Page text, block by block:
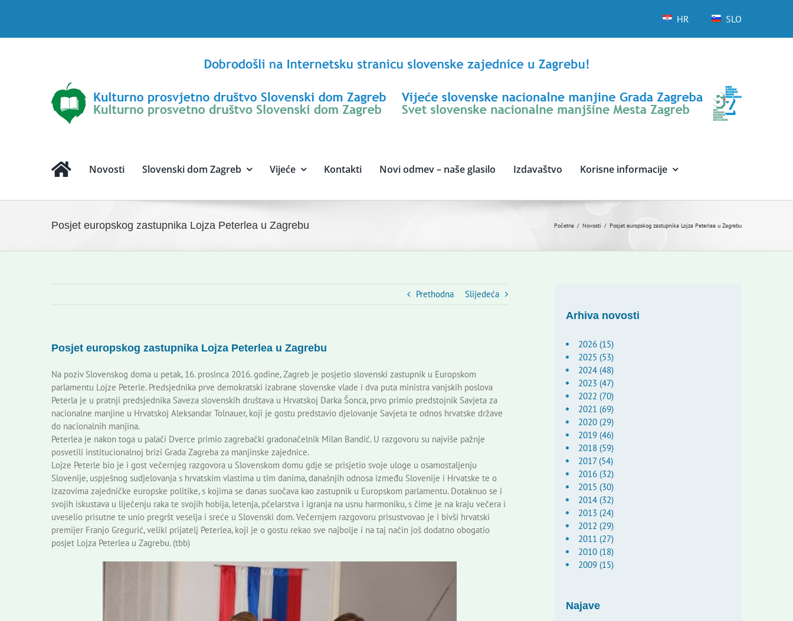
HR SLO
Novosti Slovenski dom Zagreb Vijeće Kontakti Novi odmev – naše glasilo Izdavaštvo Korisne informacije
Posjet europskog zastupnika Lojza Peterlea u Zagrebu Početna Novosti Posjet europskog zastupnika Lojza Peterlea u Zagrebu
Prethodna Slijedeća
Posjet europskog zastupnika Lojza Peterlea u Zagrebu
Na poziv Slovenskog doma u petak, 16. prosinca 2016. godine, Zagreb je posjetio slovenski zastupnik u Europskom
parlamentu Lojze Peterle. Predsjednika prve demokratski izabrane slovenske vlade i dva puta ministra vanjskih poslova
Peterla je u pratnji predsjednika Saveza slovenskih društava u Hrvatskoj Darka Šonca, prvo primio predstojnik Savjeta za
nacionalne manjine u Hrvatskoj Aleksandar Tolnauer, koji je gostu predstavio djelovanje Savjeta te odnos hrvatske države
do nacionalnih manjina.
Peterlea je nakon toga u palači Dverce primio zagrebački gradonačelnik Milan Bandić. U razgovoru su najviše pažnje
posvetili institucionalnoj brizi Grada Zagreba za manjinske zajednice.
Lojze Peterle bio je i gost večernjeg razgovora u Slovenskom domu gdje se prisjetio svoje uloge u osamostaljenju
Slovenije, uspješnog sudjelovanja s hrvatskim vlastima u tim danima, današnjih odnosa između Slovenije i Hrvatske te o
izazovima zajedničke europske politike, s kojima se danas suočava kao zastupnik u Europskom parlamentu. Dotaknuo se i
svojih iskustava u liječenju raka te svojih hobija, letenja, pčelarstva i igranja na usnu harmoniku, s čime je na kraju večera i
uveselio prisutne te unio pregršt veselja i sreće u Slovenski dom. Večernjem razgovoru prisustvovao je i bivši hrvatski
premijer Franjo Gregurić, veliki prijatelj Peterlea, koji je o gostu rekao sve najbolje i na taj način još dodatno obogatio
posjet Lojza Peterlea u Zagrebu. (tbb)
Arhiva novosti
2026 (15)
2025 (53)
2024 (48)
2023 (47)
2022 (70)
2021 (69)
2020 (29)
2019 (46)
2018 (59)
2017 (54)
2016 (32)
2015 (30)
2014 (32)
2013 (24)
2012 (29)
2011 (27)
2010 (18)
2009 (15)
Najave